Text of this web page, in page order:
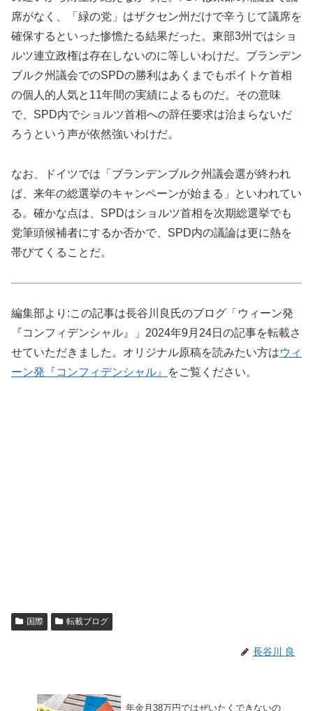
席がなく、「緑の党」はザクセン州だけで辛うじて議席を
確保するといった惨憺たる結果だった。東部3州ではショ
ルツ連立政権は存在しないのに等しいわけだ。ブランデン
ブルク州議会でのSPDの勝利はあくまでもボイトケ首相
の個人的人気と11年間の実績によるものだ。その意味
で、SPD内でショルツ首相への辞任要求は治まらないだ
ろうという声が依然強いわけだ。
なお、ドイツでは「ブランデンブルク州議会選が終われ
ば、来年の総選挙のキャンペーンが始まる」といわれてい
る。確かな点は、SPDはショルツ首相を次期総選挙でも
党筆頭候補者にするか否かで、SPD内の議論は更に熱を
帯びてくることだ。
編集部より:この記事は長谷川良氏のブログ「ウィーン発
『コンフィデンシャル』」2024年9月24日の記事を転載さ
せていただきました。オリジナル原稿を読みたい方はウィ
ーン発『コンフィデンシャル』
をご覧ください。
国際 転載ブログ
長谷川 良
年金月38万円ではぜいたくできないの